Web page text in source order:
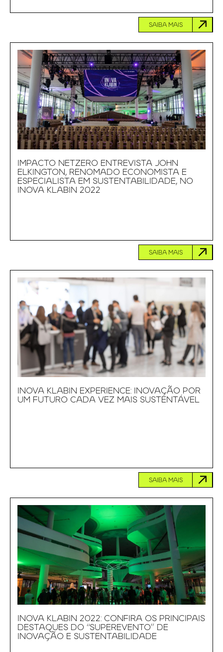
SAIBA MAIS
IMPACTO NETZERO ENTREVISTA JOHN
ELKINGTON, RENOMADO ECONOMISTA E
ESPECIALISTA EM SUSTENTABILIDADE, NO
INOVA KLABIN 2022
SAIBA MAIS
INOVA KLABIN EXPERIENCE: INOVAÇÃO POR
UM FUTURO CADA VEZ MAIS SUSTENTÁVEL
SAIBA MAIS
INOVA KLABIN 2022: CONFIRA OS PRINCIPAIS
DESTAQUES DO “SUPEREVENTO” DE
INOVAÇÃO E SUSTENTABILIDADE